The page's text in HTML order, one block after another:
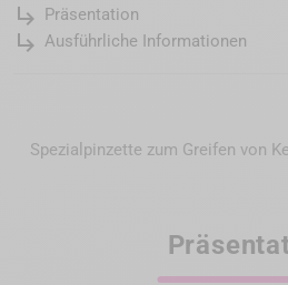
subdirectory_arrow_right Präsentation
subdirectory_arrow_right Ausführliche Informationen
Spezialpinzette zum Greifen von